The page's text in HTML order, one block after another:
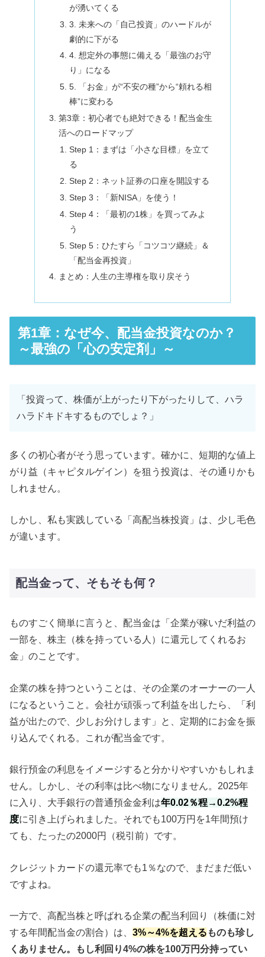
が湧いてくる
3. 未来への「自己投資」のハードルが
劇的に下がる
4. 想定外の事態に備える「最強のお守
り」になる
5. 「お金」が“不安の種”から“頼れる相
棒”に変わる
第3章：初心者でも絶対できる！配当金生
活へのロードマップ
Step 1：まずは「小さな目標」を立て
る
Step 2：ネット証券の口座を開設する
Step 3：「新NISA」を使う！
Step 4：「最初の1株」を買ってみよ
う
Step 5：ひたすら「コツコツ継続」＆
「配当金再投資」
まとめ：人生の主導権を取り戻そう
第1章：なぜ今、配当金投資なのか？
～最強の「心の安定剤」～
「投資って、株価が上がったり下がったりして、ハラ
ハラドキドキするものでしょ？」
多くの初心者がそう思っています。確かに、短期的な値上
がり益（キャピタルゲイン）を狙う投資は、その通りかも
しれません。
しかし、私も実践している「高配当株投資」は、少し毛色
が違います。
配当金って、そもそも何？
ものすごく簡単に言うと、配当金は「企業が稼いだ利益の
一部を、株主（株を持っている人）に還元してくれるお
金」のことです。
企業の株を持つということは、その企業のオーナーの一人
になるということ。会社が頑張って利益を出したら、「利
益が出たので、少しお分けします」と、定期的にお金を振
り込んでくれる。これが配当金です。
銀行預金の利息をイメージすると分かりやすいかもしれま
せん。しかし、その利率は比べ物になりません。2025年
に入り、大手銀行の普通預金金利は年0.02％程→0.2%程
度に引き上げられました。それでも100万円を1年間預け
ても、たったの2000円（税引前）です。
クレジットカードの還元率でも1％なので、まだまだ低い
ですよね。
一方で、高配当株と呼ばれる企業の配当利回り（株価に対
する年間配当金の割合）は、 3%～4%を超える ものも珍し
くありません。もし利回り4%の株を100万円分持ってい